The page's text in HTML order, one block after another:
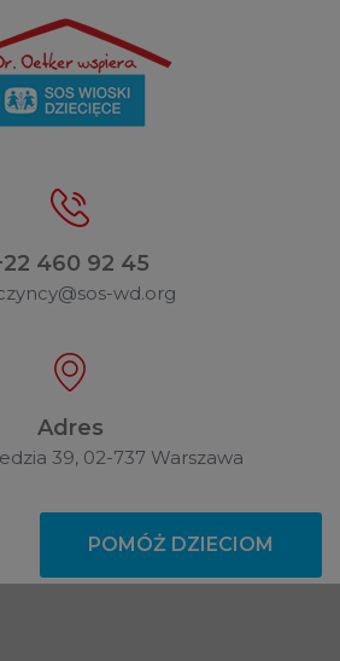
460 92 45
wd.org
Adres
39, 02-737 Warszawa
POMÓŻ DZIECIOM